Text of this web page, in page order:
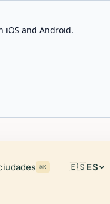
iOS and Android.
⌘K 🇪🇸ES